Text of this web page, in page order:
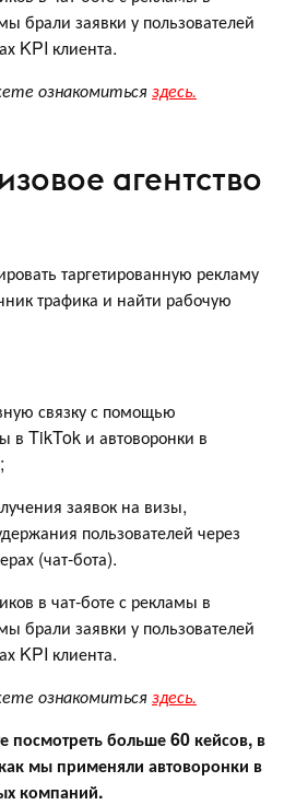
брали заявки у пользователей
KPI клиента.
ознакомитьсяздесь.
агентство
таргетированную рекламу
трафика и найти рабочую
связку с помощью
в TikTok и автоворонки в
заявок на визы,
пользователей через
(чат-бота).
в чат-боте с рекламы в
брали заявки у пользователей
KPI клиента.
ознакомитьсяздесь.
посмотреть больше 60 кейсов, в
мы применяли автоворонки в
компаний.